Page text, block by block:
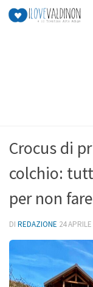
Salta al contenuto
Crocus di
colchio:
per non
DI REDAZIONE 24